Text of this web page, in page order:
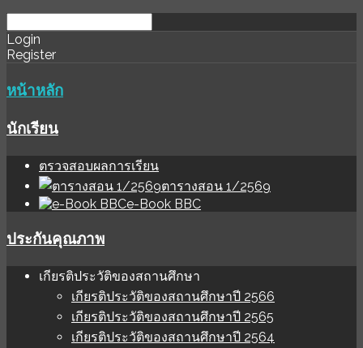
download
software
ihale
sınır
Login
Register
หน้าหลัก
นักเรียน
ตรวจสอบผลการเรียน
ตารางสอน 1/2569
e-Book BBC
ประกันคุณภาพ
เกียรติประวัติของสถานศึกษา
เกียรติประวัติของสถานศึกษาปี 2566
เกียรติประวัติของสถานศึกษาปี 2565
เกียรติประวัติของสถานศึกษาปี 2564